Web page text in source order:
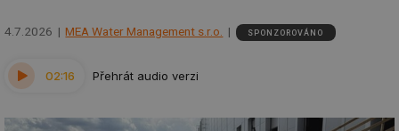
4.7.2026 MEA Water Management s.r.o. SPONZOROVÁNO
02:16 Přehrát audio verzi